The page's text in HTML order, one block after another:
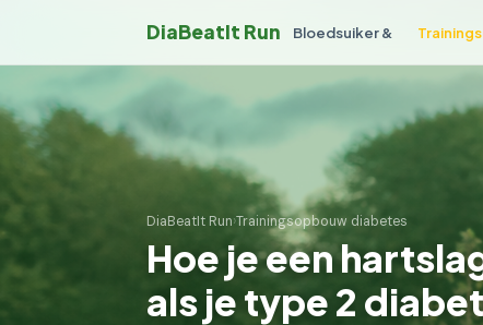
DiaBeatIt Run Bloedsuiker &
DiaBeatIt Run›Trainingsopbouw diabetes
Hoe je een
als je type 2